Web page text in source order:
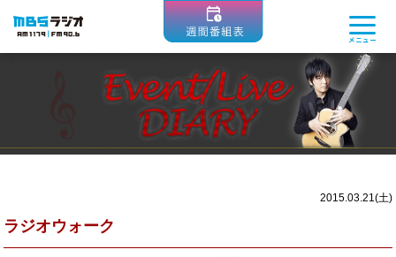
MBSラジオ 1179|FM90.6 メニュー
2015.03.21(土)
ラジオウォーク